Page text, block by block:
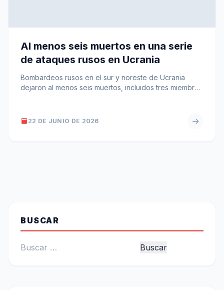
Al menos seis muertos en una serie
de ataques rusos en Ucrania
Bombardeos rusos en el sur y noreste de Ucrania
dejaron al menos seis muertos, incluidos tres miembros
22 DE JUNIO DE 2026
BUSCAR
Buscar: